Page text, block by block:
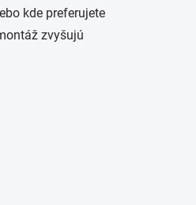
kde preferujete
zvyšujú